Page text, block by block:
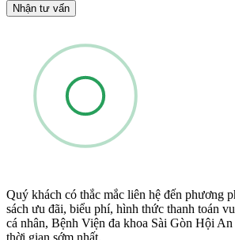
Nhận tư vấn
Quý khách có thắc mắc liên hệ đến phương
sách ưu đãi, biểu phí, hình thức thanh toán
cá nhân, Bệnh Viện đa khoa Sài Gòn Hội
thời gian sớm nhất.